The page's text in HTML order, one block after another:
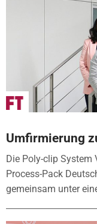
Umfirmierung
Die Poly-clip System
Process-Pack
gemeinsam unter